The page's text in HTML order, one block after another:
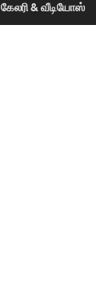
கேலரி & வீடியோஸ்